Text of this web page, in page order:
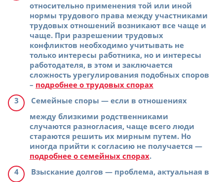
относительно применения той или иной
нормы трудового права между участниками
трудовых отношений возникают все чаще и
чаще. При разрешении трудовых
конфликтов необходимо учитывать не
только интересы работника, но и интересы
работодателя, в этом и заключается
сложность урегулирования подобных споров
– подробнее о трудовых спорах
Семейные споры — если в отношениях
между близкими родственниками
случаются разногласия, чаще всего люди
стараются решить их мирным путем. Но
иногда прийти к согласию не получается —
подробнее о семейных спорах.
Взыскание долгов — проблема, актуальная в